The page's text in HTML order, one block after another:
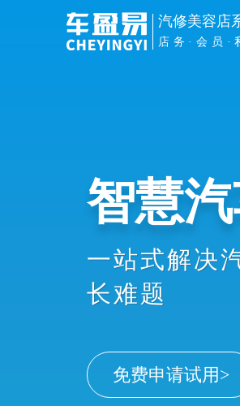
汽修美容店
店务·会员·
管理
手机扫车牌
员办卡消费
协同，显著